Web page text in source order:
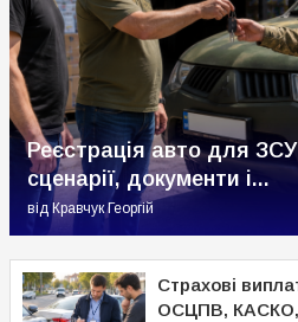
Реєстрація авто для
сценарії, документи і...
від Кравчук Георгій
Страхові
ОСЦПВ, КАСКО,